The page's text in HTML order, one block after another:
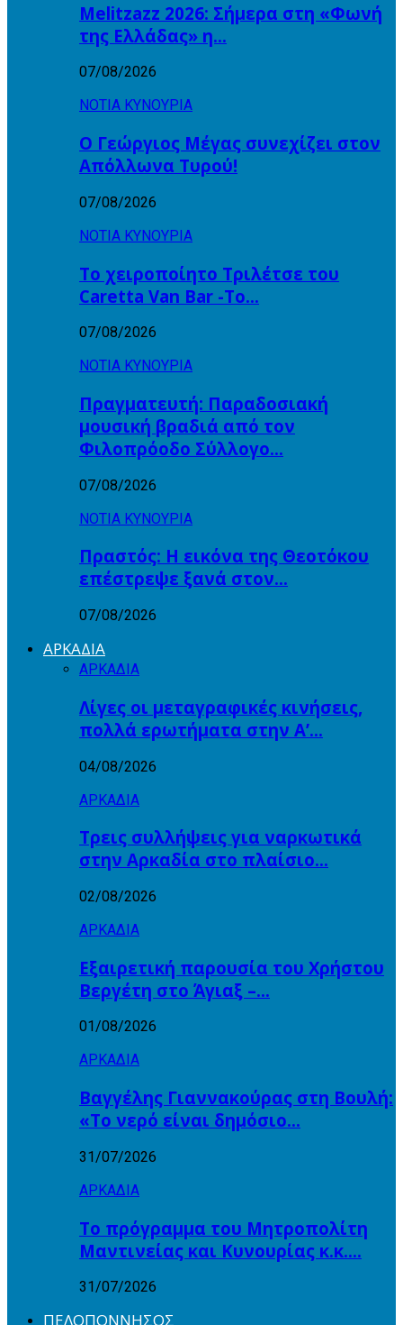
Melitzazz 2026: Σήμερα στη «Φωνή
της Ελλάδας» η…
07/08/2026
ΝΟΤΙΑ ΚΥΝΟΥΡΙΑ
Ο Γεώργιος Μέγας συνεχίζει στον
Απόλλωνα Τυρού!
07/08/2026
ΝΟΤΙΑ ΚΥΝΟΥΡΙΑ
Το χειροποίητο Τριλέτσε του
Caretta Van Bar -Το…
07/08/2026
ΝΟΤΙΑ ΚΥΝΟΥΡΙΑ
Πραγματευτή: Παραδοσιακή
μουσική βραδιά από τον
Φιλοπρόοδο Σύλλογο…
07/08/2026
ΝΟΤΙΑ ΚΥΝΟΥΡΙΑ
Πραστός: Η εικόνα της Θεοτόκου
επέστρεψε ξανά στον…
07/08/2026
ΑΡΚΑΔΙΑ
ΑΡΚΑΔΙΑ
Λίγες οι μεταγραφικές κινήσεις,
πολλά ερωτήματα στην Α’…
04/08/2026
ΑΡΚΑΔΙΑ
Τρεις συλλήψεις για ναρκωτικά
στην Αρκαδία στο πλαίσιο…
02/08/2026
ΑΡΚΑΔΙΑ
Εξαιρετική παρουσία του Χρήστου
Βεργέτη στο Άγιαξ –…
01/08/2026
ΑΡΚΑΔΙΑ
Βαγγέλης Γιαννακούρας στη Βουλή:
«Το νερό είναι δημόσιο…
31/07/2026
ΑΡΚΑΔΙΑ
Το πρόγραμμα του Μητροπολίτη
Μαντινείας και Κυνουρίας κ.κ….
31/07/2026
ΠΕΛΟΠΟΝΝΗΣΟΣ